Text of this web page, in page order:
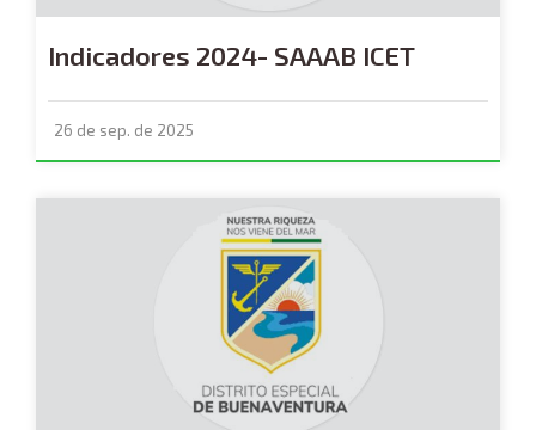
Indicadores 2024- SAAAB ICET
26 de sep. de 2025